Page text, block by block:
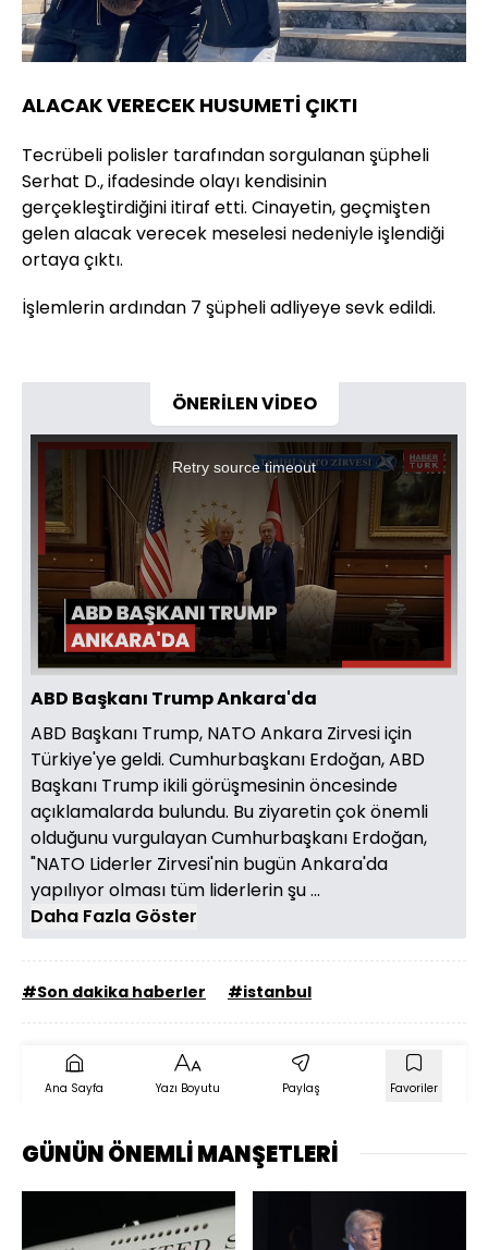
ALACAK VERECEK HUSUMETİ ÇIKTI
Tecrübeli polisler tarafından sorgulanan şüpheli
Serhat D., ifadesinde olayı kendisinin
gerçekleştirdiğini itiraf etti. Cinayetin, geçmişten
gelen alacak verecek meselesi nedeniyle işlendiği
ortaya çıktı.
İşlemlerin ardından 7 şüpheli adliyeye sevk edildi.
ÖNERİLEN VİDEO
This
Retry source timeout
ABD Başkanı Trump Ankara'da
ABD Başkanı Trump, NATO Ankara Zirvesi için
Türkiye'ye geldi. Cumhurbaşkanı Erdoğan, ABD
Başkanı Trump ikili görüşmesinin öncesinde
açıklamalarda bulundu. Bu ziyaretin çok önemli
olduğunu vurgulayan Cumhurbaşkanı Erdoğan,
"NATO Liderler Zirvesi'nin bugün Ankara'da
yapılıyor olması tüm liderlerin şu ...
Daha Fazla Göster
#Son dakika haberler #istanbul
Ana Sayfa Yazı Boyutu Paylaş Favoriler
GÜNÜN ÖNEMLİ MANŞETLERİ